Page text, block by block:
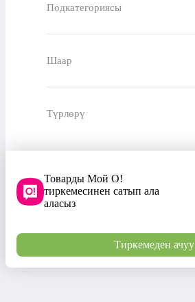
Подкатегориясы
Шаар
Түрлөрү
Товарды Мой О!
тиркемесинен сатып ала
аласыз
Тиркемеден ачуу